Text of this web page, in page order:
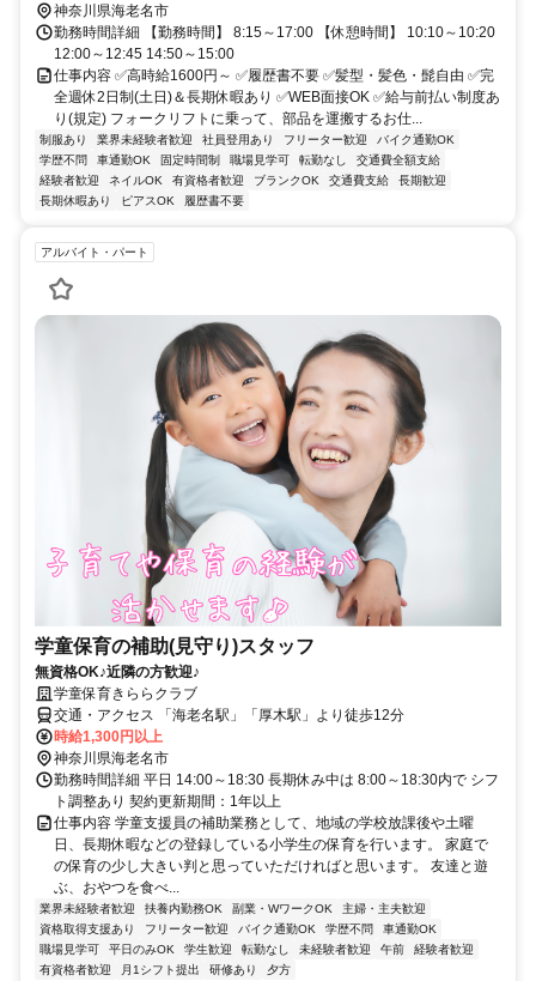
神奈川県海老名市
勤務時間詳細 【勤務時間】 8:15～17:00 【休憩時間】 10:10～10:20
12:00～12:45 14:50～15:00
仕事内容 ✅高時給1600円～ ✅履歴書不要 ✅髪型・髪色・髭自由 ✅完
全週休2日制(土日)＆長期休暇あり ✅WEB面接OK ✅給与前払い制度あ
り(規定) フォークリフトに乗って、部品を運搬するお仕...
制服あり 業界未経験者歓迎 社員登用あり フリーター歓迎
バイク通勤OK
学歴不問
車通勤OK 固定時間制 職場見学可 転勤なし
交通費全額支給
経験者歓迎
ネイルOK 有資格者歓迎 ブランクOK 交通費支給
長期歓迎
長期休暇あり
ピアスOK 履歴書不要
アルバイト・パート
学童保育の補助(見守り)スタッフ
無資格OK♪近隣の方歓迎♪
学童保育きららクラブ
交通・アクセス 「海老名駅」「厚木駅」より徒歩12分
時給1,300円以上
神奈川県海老名市
勤務時間詳細 平日 14:00～18:30 長期休み中は 8:00～18:30内で シフ
ト調整あり 契約更新期間：1年以上
仕事内容 学童支援員の補助業務として、地域の学校放課後や土曜
日、長期休暇などの登録している小学生の保育を行います。 家庭で
の保育の少し大きい判と思っていただければと思います。 友達と遊
ぶ、おやつを食べ...
業界未経験者歓迎 扶養内勤務OK 副業・WワークOK
主婦・主夫歓迎
資格取得支援あり
フリーター歓迎 バイク通勤OK 学歴不問
車通勤OK
職場見学可
平日のみOK 学生歓迎 転勤なし 未経験者歓迎 午前
経験者歓迎
有資格者歓迎
月1シフト提出 研修あり 夕方